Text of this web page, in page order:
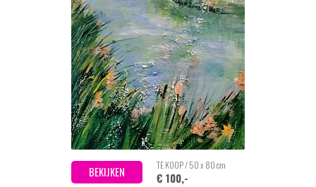
BEKIJKEN TE KOOP / 50 x 80 cm
€ 100,-